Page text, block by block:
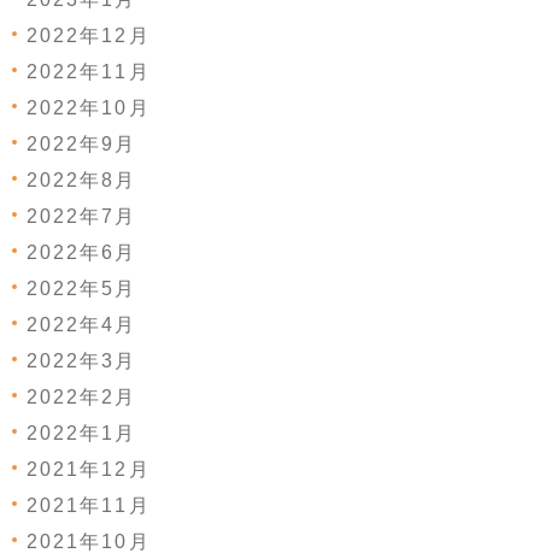
2022年12月
2022年11月
2022年10月
2022年9月
2022年8月
2022年7月
2022年6月
2022年5月
2022年4月
2022年3月
2022年2月
2022年1月
2021年12月
2021年11月
2021年10月